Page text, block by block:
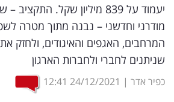
שיווק
ופרסום
משפט
יעמוד על 839 מיליון שקל.
מודרני וחדשני – נבנה מתוך מטרה
המרחבים, האגפים והאיגודים, ולחזק
שניתנים לחברי ולחברות הארגון
כפיר אדר |
24/12/2021
12:41